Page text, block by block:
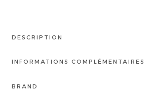
DESCRIPTION
INFORMATIONS COMPLÉMENTAIRES
BRAND